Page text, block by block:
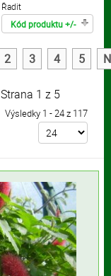
Řadit
Kód produktu +/-
2 3 4 5
Strana 1 z 5
Výsledky 1 - 24 z 117